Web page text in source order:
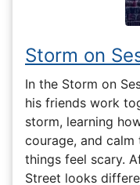
Storm on
In the Storm on
his friends work
storm, learning
courage, and
things feel scary.
Street looks